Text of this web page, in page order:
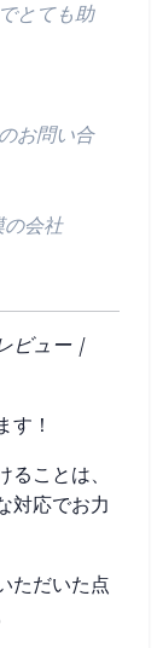
とても助
お問い合
会社
ビュー｜
す！
ことは、
対応でお力
ただいた点